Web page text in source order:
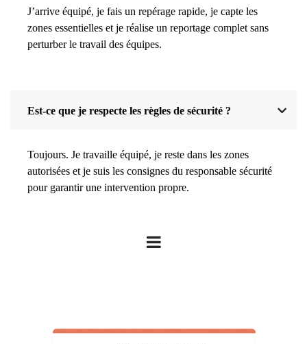
J’arrive équipé, je fais un repérage rapide, je capte les
zones essentielles et je réalise un reportage complet sans
perturber le travail des équipes.
Est-ce que je respecte les règles de sécurité ?
Toujours. Je travaille équipé, je reste dans les zones
autorisées et je suis les consignes du responsable sécurité
pour garantir une intervention propre.